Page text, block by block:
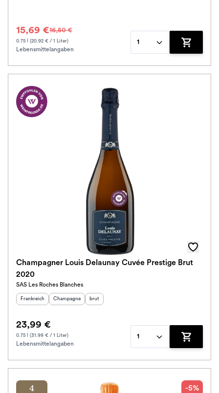
15,69 €16,50 €
0.75 l (20.92 € / 1 Liter)
Lebensmittelangaben
1
Zum
Champagner Louis Delaunay Cuvée Prestige Brut
2020
SAS Les Roches Blanches
Herkunftsland
Frankreich Herkunftsregion :
Champagne Geschmack
brut
23,99 €
0.75 l (31.99 € / 1 Liter)
Lebensmittelangaben
1
Zum
4
-5%